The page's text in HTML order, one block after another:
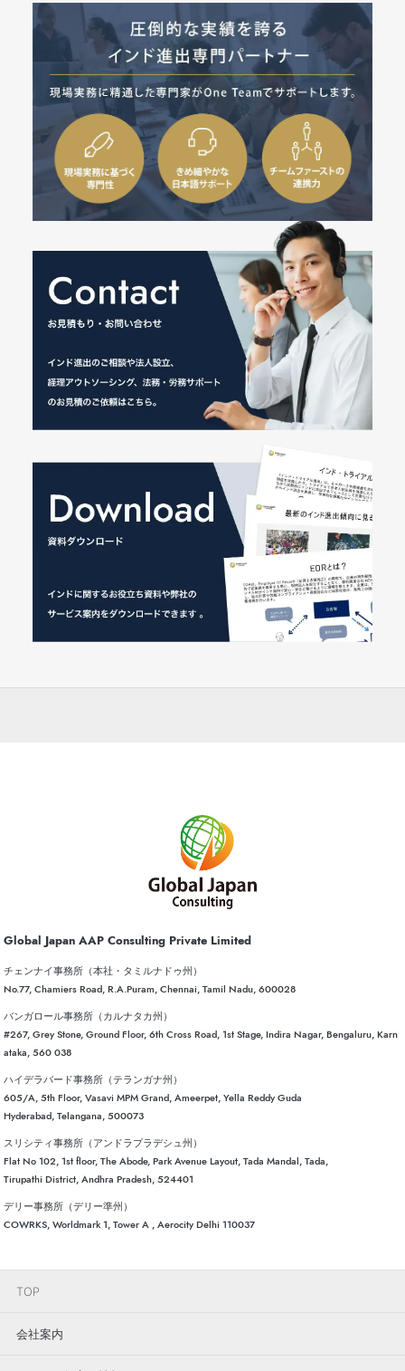
Global Japan AAP Consulting Private Limited
チェンナイ事務所（本社・タミルナドゥ州）
No.77, Chamiers Road, R.A.Puram, Chennai, Tamil Nadu, 600028
バンガロール事務所（カルナタカ州）
#267, Grey Stone, Ground Floor, 6th Cross Road, 1st Stage, Indira Nagar, Bengaluru, Karn
ataka, 560 038
ハイデラバード事務所（テランガナ州）
605/A, 5th Floor, Vasavi MPM Grand, Ameerpet, Yella Reddy Guda
Hyderabad, Telangana, 500073
スリシティ事務所（アンドラプラデシュ州）
Flat No 102, 1st floor, The Abode, Park Avenue Layout, Tada Mandal, Tada,
Tirupathi District, Andhra Pradesh, 524401
デリー事務所（デリー準州）
COWRKS, Worldmark 1, Tower A , Aerocity Delhi 110037
TOP
会社案内